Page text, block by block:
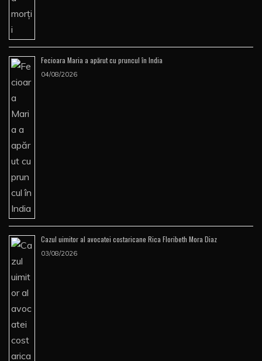
Fecioara Maria a apărut cu pruncul în India
04/08/2026
Cazul uimitor al avocatei costaricane Rica Floribeth Mora Diaz
03/08/2026